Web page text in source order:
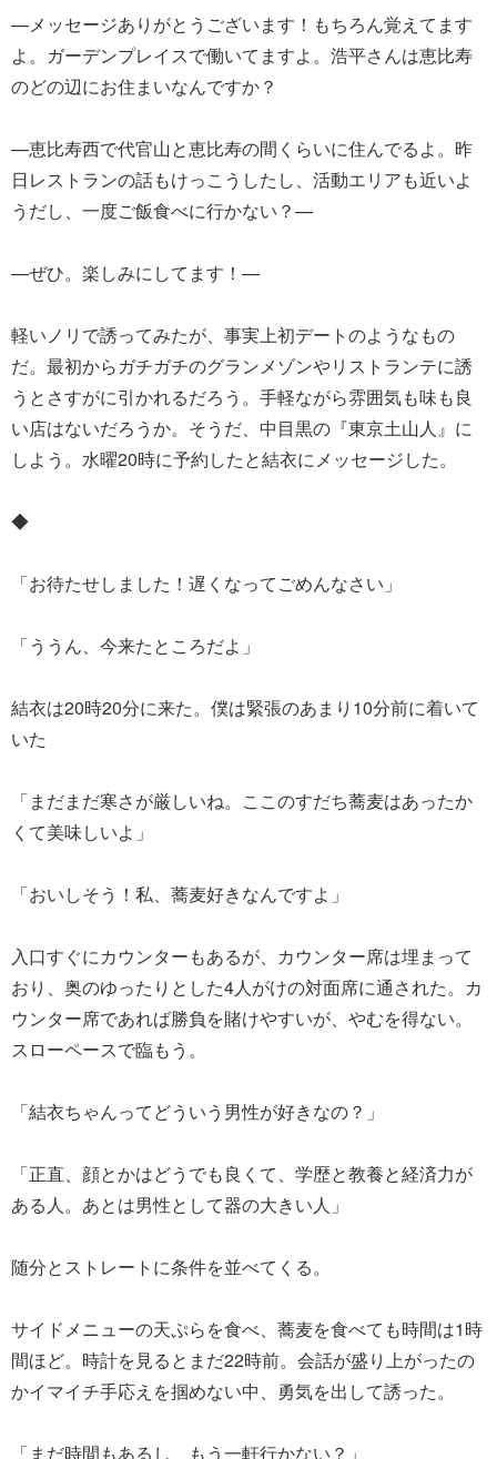
—メッセージありがとうございます！もちろん覚えてます
よ。ガーデンプレイスで働いてますよ。浩平さんは恵比寿
のどの辺にお住まいなんですか？
—恵比寿西で代官山と恵比寿の間くらいに住んでるよ。昨
日レストランの話もけっこうしたし、活動エリアも近いよ
うだし、一度ご飯食べに行かない？—
—ぜひ。楽しみにしてます！—
軽いノリで誘ってみたが、事実上初デートのようなもの
だ。最初からガチガチのグランメゾンやリストランテに誘
うとさすがに引かれるだろう。手軽ながら雰囲気も味も良
い店はないだろうか。そうだ、中目黒の『東京土山人』に
しよう。水曜20時に予約したと結衣にメッセージした。
◆
「お待たせしました！遅くなってごめんなさい」
「ううん、今来たところだよ」
結衣は20時20分に来た。僕は緊張のあまり10分前に着いて
いた
「まだまだ寒さが厳しいね。ここのすだち蕎麦はあったか
くて美味しいよ」
「おいしそう！私、蕎麦好きなんですよ」
入口すぐにカウンターもあるが、カウンター席は埋まって
おり、奥のゆったりとした4人がけの対面席に通された。カ
ウンター席であれば勝負を賭けやすいが、やむを得ない。
スローペースで臨もう。
「結衣ちゃんってどういう男性が好きなの？」
「正直、顔とかはどうでも良くて、学歴と教養と経済力が
ある人。あとは男性として器の大きい人」
随分とストレートに条件を並べてくる。
サイドメニューの天ぷらを食べ、蕎麦を食べても時間は1時
間ほど。時計を見るとまだ22時前。会話が盛り上がったの
かイマイチ手応えを掴めない中、勇気を出して誘った。
「まだ時間もあるし、もう一軒行かない？」